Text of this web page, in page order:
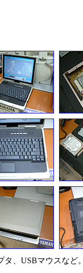
タ、USBマウスなど